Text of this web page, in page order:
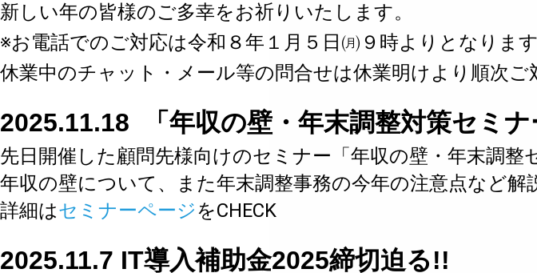
新しい年の皆様のご多幸をお祈りいたします。
※お電話でのご対応は令和８年１月５日㈪９時よりとなります
休業中のチャット・メール等の問合せは休業明けより順次ご
2025.11.18 「年収の壁・年末調整対策セミ
先日開催した顧問先様向けのセミナー「年収の壁・年末調整
年収の壁について、また年末調整事務の今年の注意点など解
詳細はセミナーページをCHECK
2025.11.7 IT導入補助金2025締切迫る!!